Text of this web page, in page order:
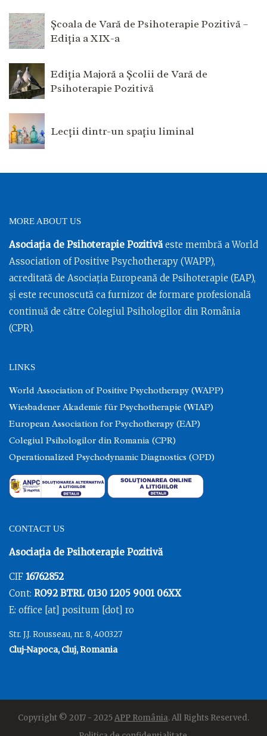
Școala de Vară de Psihoterapie Pozitivă –
Ediția a XIX-a
Ediția Majoră a Școlii de Vară de
Psihoterapie Pozitivă
Lecții dintr-un spațiu liminal
MORE ABOUT US
Asociația de Psihoterapie Pozitivăeste membră a World
Association of Positive Psychotherapy (WAPP),
acreditată de Asociația Europeană de Psihoterapie (EAP),
și este recunoscută ca furnizor de formare profesională
continuă de către Colegiul Psihologilor din România
(CPR).
LINKS
World Association of Positive Psychotherapy (WAPP)
Wiesbadener Akademie für Psychotherapie (WIAP)
European Association for Psychotherapy (EAP)
Colegiul Psihologilor din Romania (CPR)
Operationalized Psychodynamic Diagnostics (OPD)
CONTACT US
Asociația de Psihoterapie Pozitivă
CIF 16762852
Cont: RO92 BTRL 0130 1205 9001 06XX
E: office [at] positum [dot] ro
Str. J.J. Rousseau, nr. 8, 400327
Cluj-Napoca, Cluj, Romania
Copyright © 2017 - 2025APP România. All Rights Reserved.